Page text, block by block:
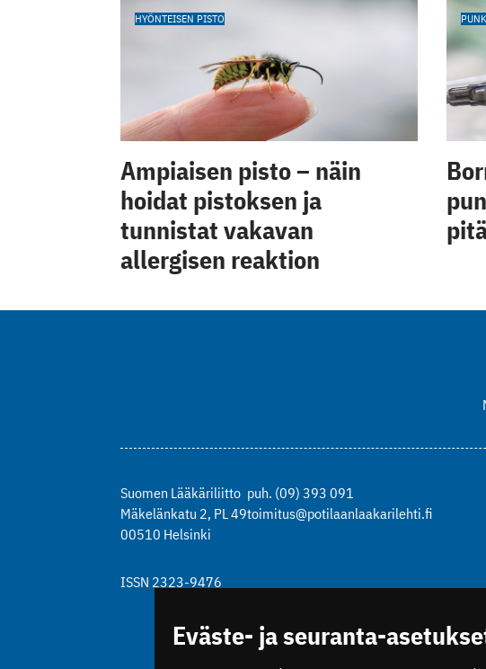
HYÖNTEISEN PISTO
Ampiaisen pisto – näin
hoidat pistoksen ja
tunnistat vakavan
allergisen reaktion
Suomen Lääkäriliitto
Mäkelänkatu 2, PL 49
00510 Helsinki
puh. (09) 393 091
toimitus@potilaanlaakarilehti.fi
ISSN 2323-9476
Eväste- ja seuranta-